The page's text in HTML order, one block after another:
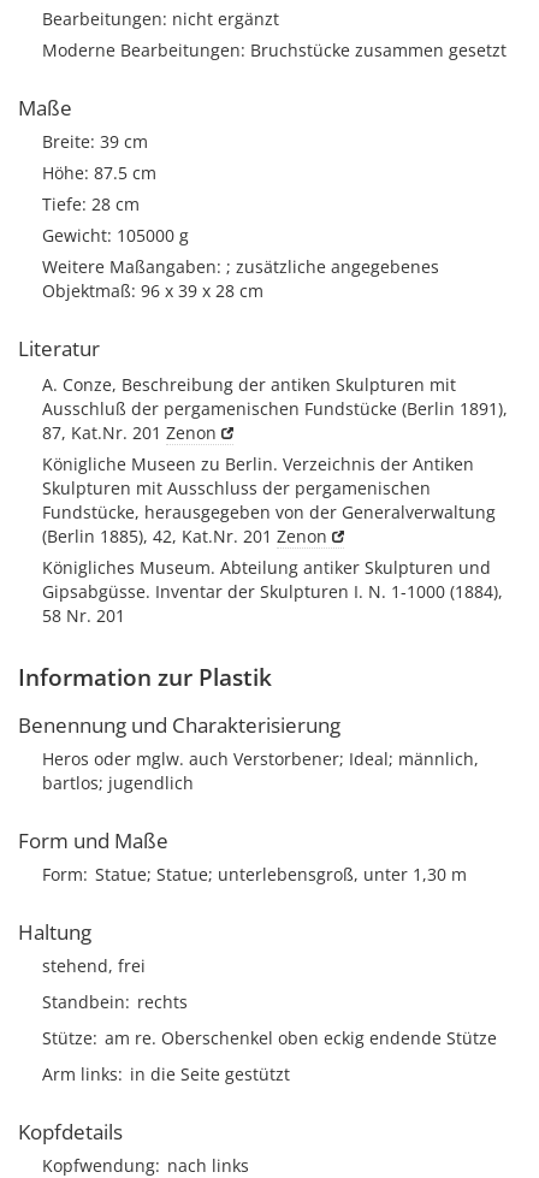
Bearbeitungen: nicht ergänzt
Moderne Bearbeitungen: Bruchstücke zusammen gesetzt
Maße
Breite: 39 cm
Höhe: 87.5 cm
Tiefe: 28 cm
Gewicht: 105000 g
Weitere Maßangaben: ; zusätzliche angegebenes
Objektmaß: 96 x 39 x 28 cm
Literatur
A. Conze, Beschreibung der antiken Skulpturen mit
Ausschluß der pergamenischen Fundstücke (Berlin 1891),
87, Kat.Nr. 201 Zenon
Königliche Museen zu Berlin. Verzeichnis der Antiken
Skulpturen mit Ausschluss der pergamenischen
Fundstücke, herausgegeben von der Generalverwaltung
(Berlin 1885), 42, Kat.Nr. 201 Zenon
Königliches Museum. Abteilung antiker Skulpturen und
Gipsabgüsse. Inventar der Skulpturen I. N. 1-1000 (1884),
58 Nr. 201
Information zur Plastik
Benennung und Charakterisierung
Heros oder mglw. auch Verstorbener; Ideal; männlich,
bartlos; jugendlich
Form und Maße
Form Statue; Statue; unterlebensgroß, unter 1,30 m
Haltung
stehend, frei
Standbein
rechts
Stütze am re. Oberschenkel oben eckig endende Stütze
Arm links
in die Seite gestützt
Kopfdetails
Kopfwendung nach links